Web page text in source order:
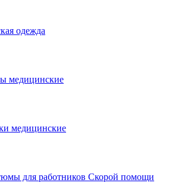
одежда
медицинские
медицинские
для работников Скорой помощи